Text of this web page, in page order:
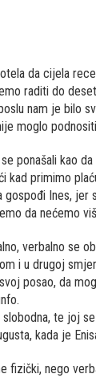
da cijela
raditi do
nam je bilo
moglo
ponašali kao
kad primimo
Ines, jer
da nećemo
verbalno se
i u drugoj
posao, da
te joj
kada je
fizički, nego